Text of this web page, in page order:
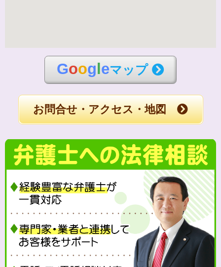
Goog eマップ
お問合せ・アクセス・地図